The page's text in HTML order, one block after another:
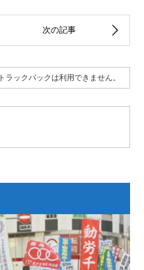
トラックバックは利用できません。